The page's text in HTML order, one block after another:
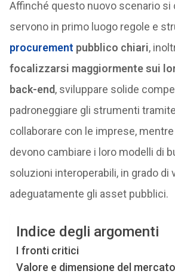
Affinché questo nuovo scenario
servono in primo luogo regole e
procurement pubblico chiari,
focalizzarsi maggiormente sui
back-end, sviluppare solide
padroneggiare gli strumenti
collaborare con le imprese, mentre
devono cambiare i loro modelli di
soluzioni interoperabili, in grado di
adeguatamente gli asset pubblici.
Indice degli argomenti
I fronti critici
Valore e dimensione del